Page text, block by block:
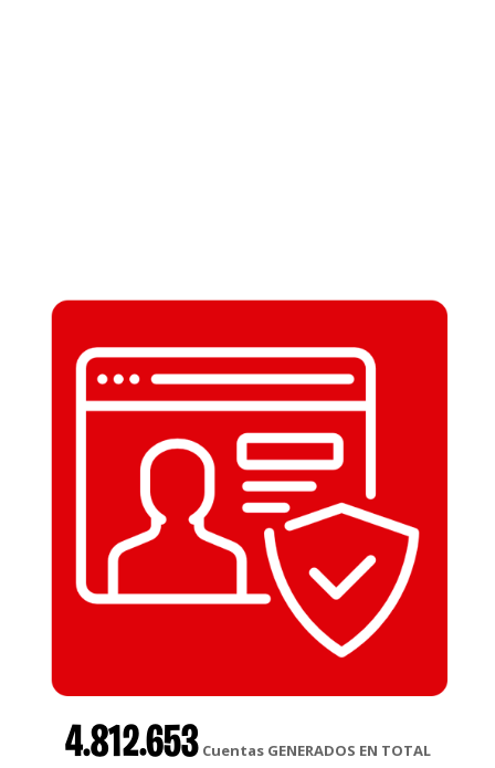
4.812.653 Cuentas GENERADOS EN TOTAL